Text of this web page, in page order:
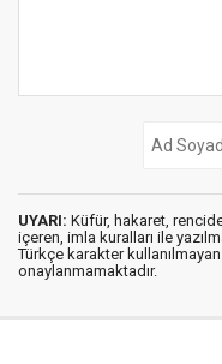
UYARI: Küfür, hakaret,
içeren, imla kuralları ile
Türkçe karakter
onaylanmamaktadır.